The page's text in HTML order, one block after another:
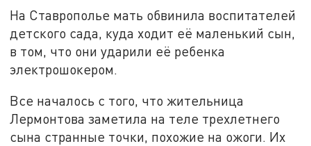
На Ставрополье мать обвинила воспитателей
детского сада, куда ходит её маленький сын,
в том, что они ударили её ребенка
электрошокером.
Все началось с того, что жительница
Лермонтова заметила на теле трехлетнего
сына странные точки, похожие на ожоги. Их